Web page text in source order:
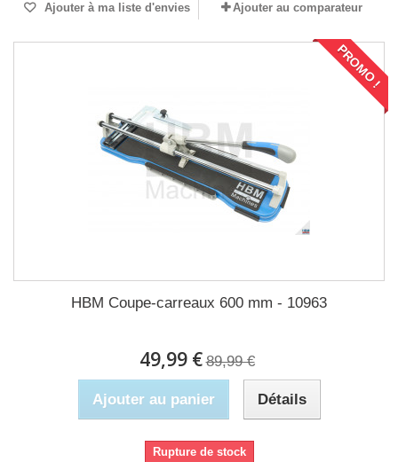
Ajouter à ma liste d'envies Ajouter au comparateur
PROMO !
HBM Coupe-carreaux 600 mm - 10963
49,99 € 89,99 €
Ajouter au panier Détails
Rupture de stock